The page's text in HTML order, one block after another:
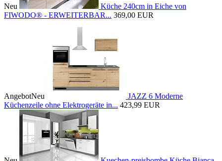
Neu
Küche 240cm in Eiche von
FIWODO® - ERWEITERBAR... 369,00 EUR
AngebotNeu
JAZZ 6 Moderne
Küchenzeile ohne Elektrogeräte in... 423,99 EUR